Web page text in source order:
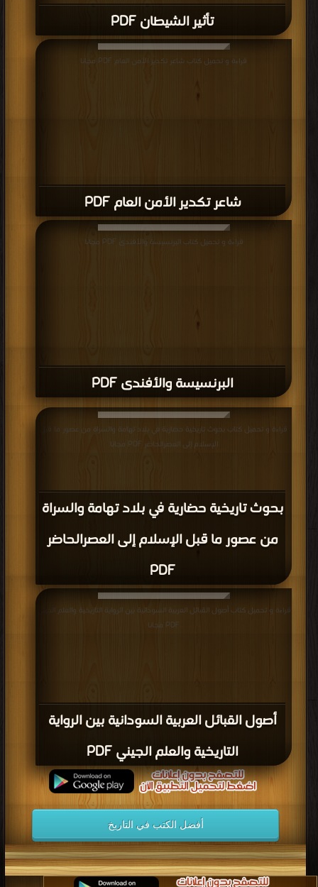
شاعر تكدير الأمن العام PDF
البرنسيسة والأفندى PDF
قراءة و تحميل كتاب البرنسيسة والأفندى PDF مجانا
بحوث تاريخية حضارية في بلاد تهامة والسراة
من عصور ما قبل الإسلام إلى العصرالحاضر
PDF
أصول القبائل العربية السودانية بين الرواية
التاريخية والعلم الجيني PDF
قراءة و تحميل كتاب أصول القبائل العربية السودانية بين الرواية التاريخية والعلم الجيني
PDF مجانا